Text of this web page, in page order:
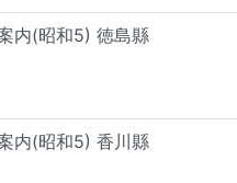
内(昭和5) 徳島縣
内(昭和5) 香川縣